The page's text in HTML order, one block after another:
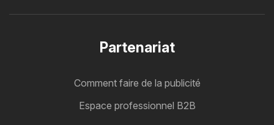
Partenariat
Comment faire de la publicité
Espace professionnel B2B